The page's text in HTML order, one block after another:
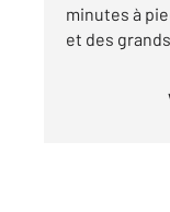
minutes à
et des